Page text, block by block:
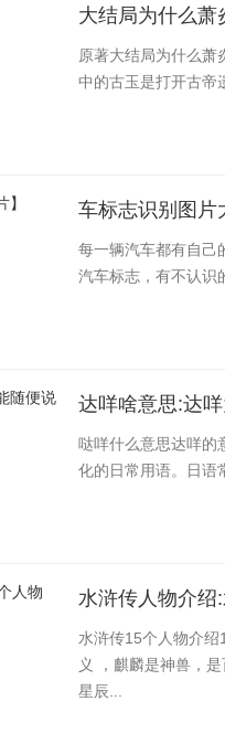
大结局为什么萧
原著大结局为什么萧
中的古玉是打开古帝
车标志识别图片
每一辆汽车都有自己
汽车标志，有不认识
达咩啥意思:达
哒咩什么意思达咩的
化的日常用语。日语
水浒传人物介绍
水浒传15个人物介
义 ，麒麟是神兽，
星辰...